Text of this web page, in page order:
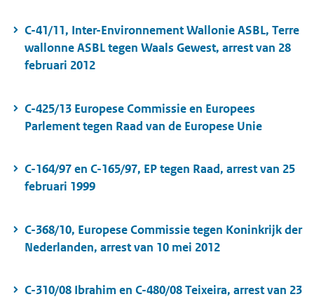
C-41/11, Inter-Environnement Wallonie ASBL, Terre
wallonne ASBL tegen Waals Gewest, arrest van 28
februari 2012
C-425/13 Europese Commissie en Europees
Parlement tegen Raad van de Europese Unie
C-164/97 en C-165/97, EP tegen Raad, arrest van 25
februari 1999
C-368/10, Europese Commissie tegen Koninkrijk der
Nederlanden, arrest van 10 mei 2012
C-310/08 Ibrahim en C-480/08 Teixeira, arrest van 23